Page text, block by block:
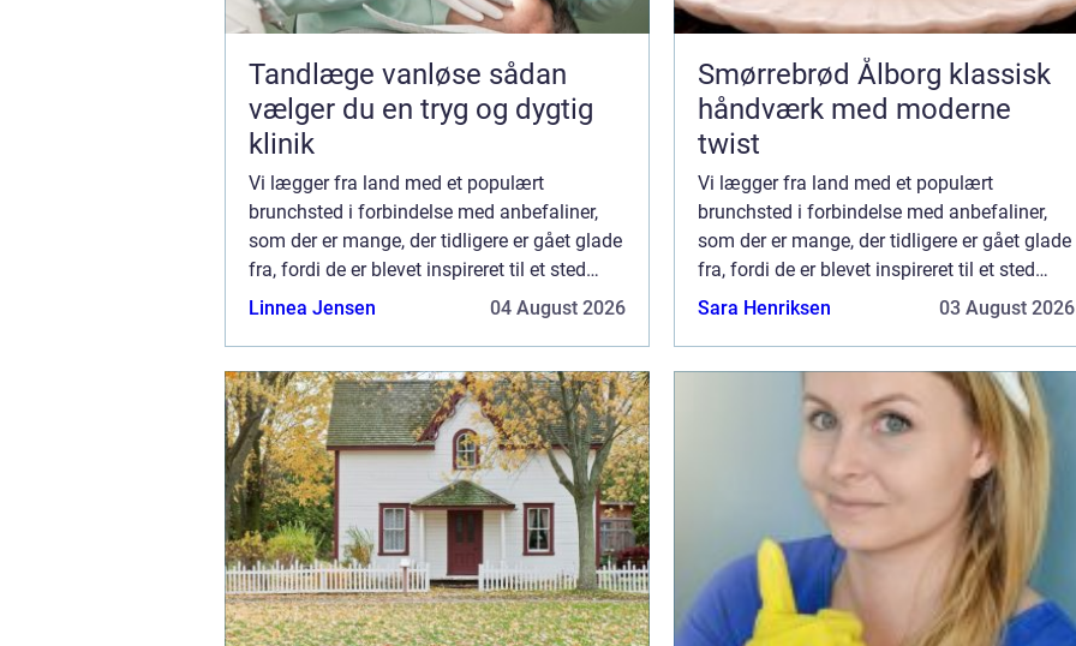
Tandlæge vanløse sådan
vælger du en tryg og dygtig
klinik
Vi lægger fra land med et populært
brunchsted i forbindelse med anbefaliner,
som der er mange, der tidligere er gået glade
fra, fordi de er blevet inspireret til et sted
med en god brunch. Stedet hedderhttps://xn-
Linnea Jensen 04 August 2026
Smørrebrød Ålborg klassisk
håndværk med moderne
twist
Vi lægger fra land med et populært
brunchsted i forbindelse med anbefaliner,
som der er mange, der tidligere er gået glade
fra, fordi de er blevet inspireret til et sted
med en god brunch. Stedet hedderhttps://xn-
Sara Henriksen 03 August 2026